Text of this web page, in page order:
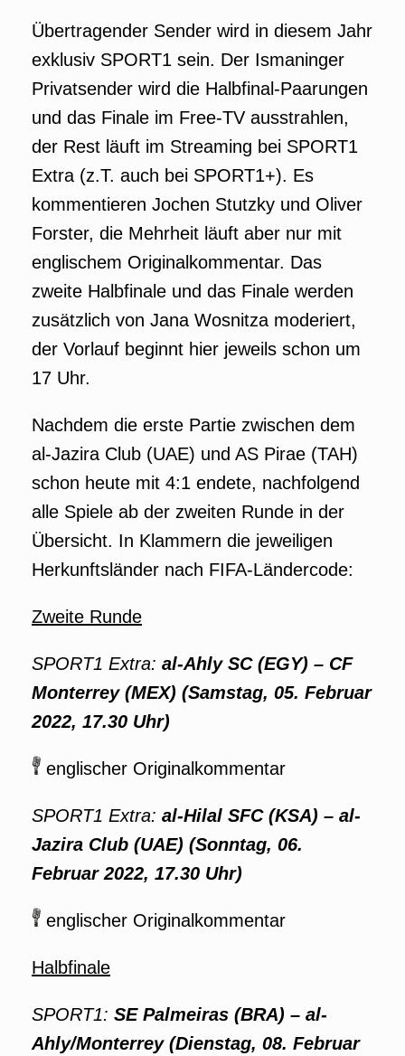
Übertragender Sender wird in diesem Jahr
exklusiv SPORT1 sein. Der Ismaninger
Privatsender wird die Halbfinal-Paarungen
und das Finale im Free-TV ausstrahlen,
der Rest läuft im Streaming bei SPORT1
Extra (z.T. auch bei SPORT1+). Es
kommentieren Jochen Stutzky und Oliver
Forster, die Mehrheit läuft aber nur mit
englischem Originalkommentar. Das
zweite Halbfinale und das Finale werden
zusätzlich von Jana Wosnitza moderiert,
der Vorlauf beginnt hier jeweils schon um
17 Uhr.
Nachdem die erste Partie zwischen dem
al-Jazira Club (UAE) und AS Pirae (TAH)
schon heute mit 4:1 endete, nachfolgend
alle Spiele ab der zweiten Runde in der
Übersicht. In Klammern die jeweiligen
Herkunftsländer nach FIFA-Ländercode:
Zweite Runde
SPORT1 Extra: al-Ahly SC (EGY) – CF
Monterrey (MEX) (Samstag, 05. Februar
2022, 17.30 Uhr)
englischer Originalkommentar
SPORT1 Extra: al-Hilal SFC (KSA) – al-
Jazira Club (UAE) (Sonntag, 06.
Februar 2022, 17.30 Uhr)
englischer Originalkommentar
Halbfinale
SPORT1: SE Palmeiras (BRA) – al-
Ahly/Monterrey (Dienstag, 08. Februar